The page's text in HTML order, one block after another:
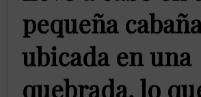
pequeña
ubicada en una
quebrada, lo